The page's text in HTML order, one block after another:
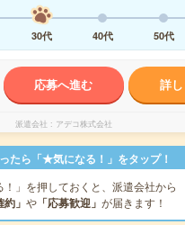
30代 40代 50代
応募へ進む 詳
派遣会社 アデコ株式会社
たら「★気になる！」をタップ！
！」を押しておくと、派遣会社から
約」 や 「応募歓迎」 が届きます！